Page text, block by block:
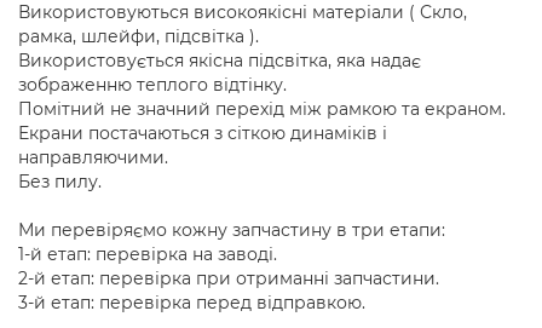
Використовуються високоякісні матеріали ( Скло,
рамка, шлейфи, підсвітка ).
Використовується якісна підсвітка, яка надає
зображенню теплого відтінку.
Помітний не значний перехід між рамкою та екраном.
Екрани постачаються з сіткою динаміків і
направляючими.
Без пилу.
Ми перевіряємо кожну запчастину в три етапи:
1-й етап: перевірка на заводі.
2-й етап: перевірка при отриманні запчастини.
3-й етап: перевірка перед відправкою.